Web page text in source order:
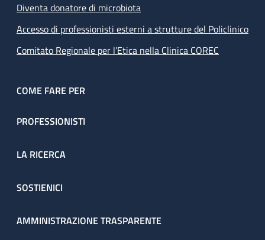
Diventa donatore di microbiota
Accesso di professionisti esterni a strutture del Policlinico
Comitato Regionale per l’Etica nella Clinica COREC
COME FARE PER
PROFESSIONISTI
LA RICERCA
SOSTIENICI
AMMINISTRAZIONE TRASPARENTE